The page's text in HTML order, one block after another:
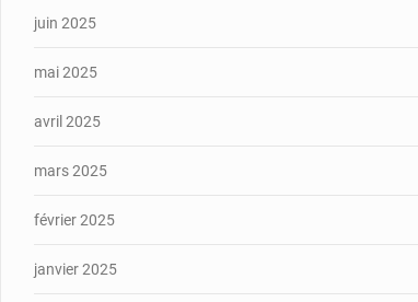
juin 2025
mai 2025
avril 2025
mars 2025
février 2025
janvier 2025